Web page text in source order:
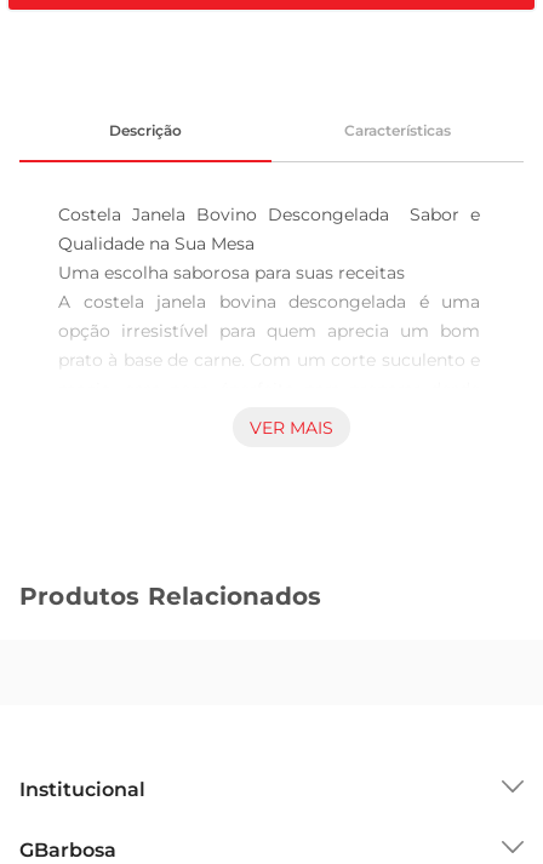
Descrição Características
Costela Janela Bovino Descongelada  Sabor e
Qualidade na Sua Mesa
Uma escolha saborosa para suas receitas
A costela janela bovina descongelada é uma
opção irresistível para quem aprecia um bom
prato à base de carne. Com um corte suculento e
um churrasco até um cozido especial. Seu sabor
pode ser utilizado em diversas preparações. Seja
Dicas de preparo
recomendase temperála com ervas frescas, alho
VER MAIS
Produtos Relacionados
Institucional
GBarbosa